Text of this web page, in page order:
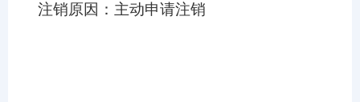
注销原因：主动申请注销